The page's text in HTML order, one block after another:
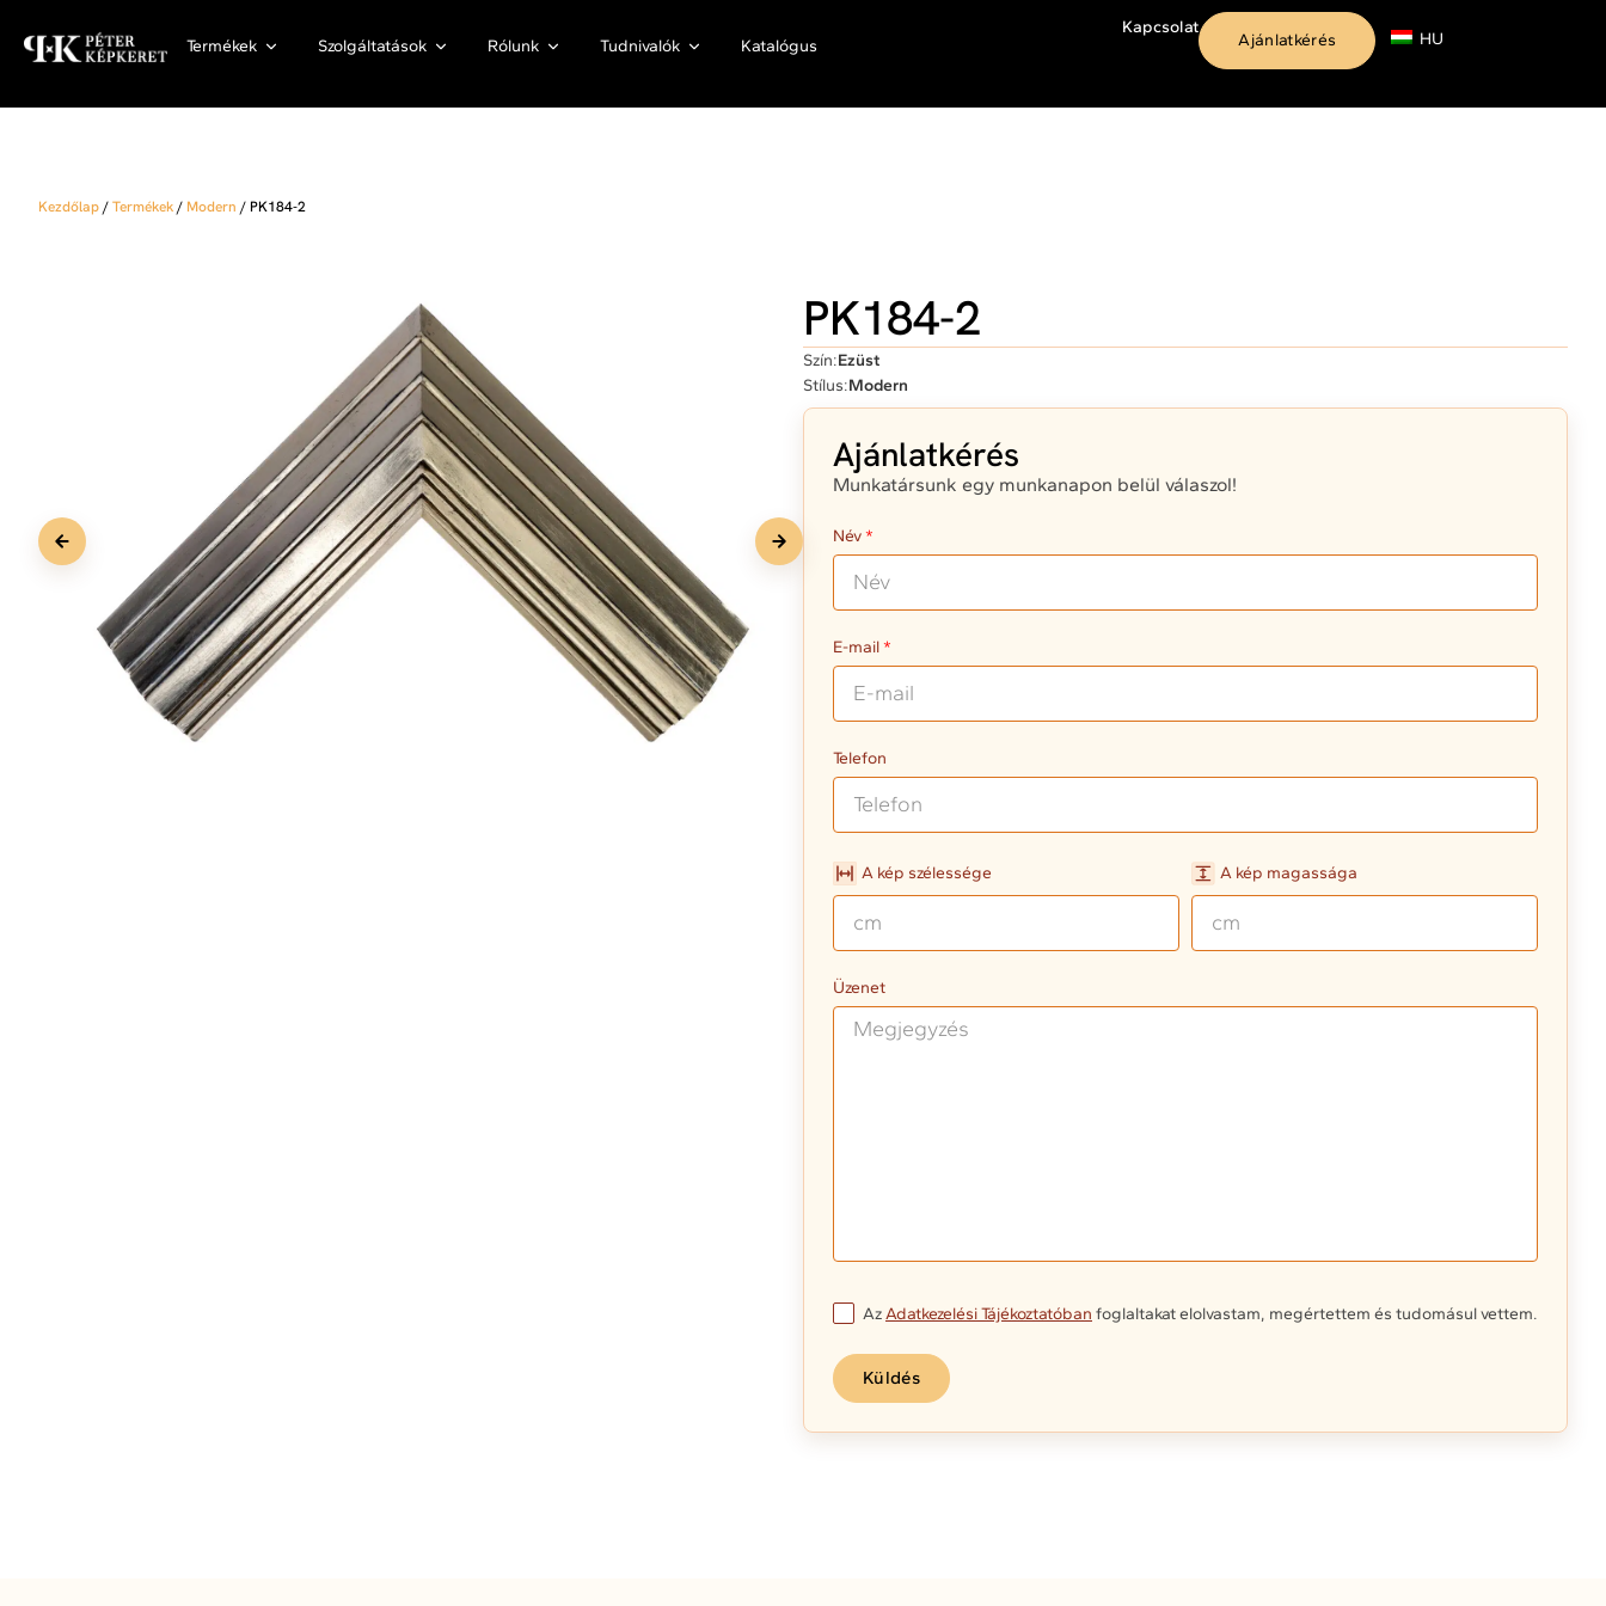
Termékek Szolgáltatások Rólunk Tudnivalók Katalógus
Kapcsolat
Ajánlatkérés HU
Kezdőlap/Termékek/ Modern /PK184-2
PK184-2
Szín:Ezüst
Stílus:Modern
Ajánlatkérés
Munkatársunk egy munkanapon belül válaszol!
Név
E-mail
Telefon
A kép szélessége A kép magassága
Üzenet
AzAdatkezelési Tájékoztatóban foglaltakat elolvastam, megértettem és tudomásul vettem.
Küldés